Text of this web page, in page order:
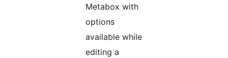
Metabox with
options
available while
editing a